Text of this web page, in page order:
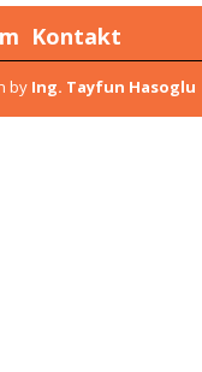
Kontakt
by Ing. Tayfun Hasoglu